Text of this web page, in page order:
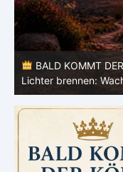
BALD KOMMT
Herz: Heiligung